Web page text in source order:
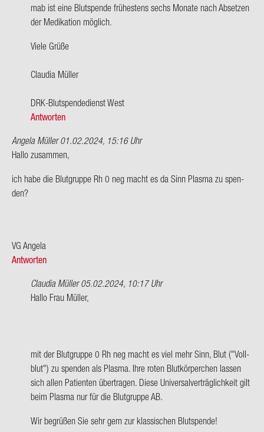
po­
si­
bin
von
m­ab ist eine Blut­spen­de frü­hes­tens sechs Mo­na­te nach Ab­set­zen
der Me­di­ka­ti­on mög­lich.
Viele Grüße
Clau­dia Mül­ler
DRK-​Blutspendedienst West
Antworten
Angela Müller01.02.2024, 15:16 Uhr
Hallo zu­sam­men,
ich habe die Blut­grup­pe Rh 0 neg macht es da Sinn Plas­ma zu spen­
den?
VG An­ge­la
Antworten
Claudia Müller05.02.2024, 10:17 Uhr
Ant­
zu­
sam­
men,
ich
von
Hallo Frau Mül­ler,
mit der Blut­grup­pe 0 Rh neg macht es viel mehr Sinn, Blut ("Voll­
blut") zu spen­den als Plas­ma. Ihre roten Blut­kör­per­chen las­sen
sich allen Pa­ti­en­ten über­tra­gen. Diese Uni­ver­sal­ver­träg­lich­keit gilt
beim Plas­ma nur für die Blut­grup­pe AB.
Wir be­grü­ßen Sie sehr gern zur klas­si­schen Blut­spen­de!